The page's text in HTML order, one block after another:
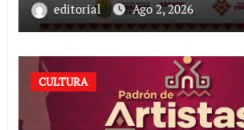
editorial Ago 2, 2026
CULTURA